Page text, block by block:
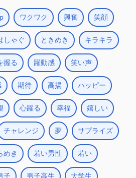
ワクワク 興奮 笑顔
しゃぐ ときめき キラキラ
握る 躍動感 笑い声
期待 高揚 ハッピー
心躍る 幸福 嬉しい
チャレンジ 夢 サプライズ
めき 若い男性 若い
子 男子高生 大学生